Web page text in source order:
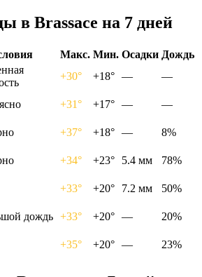
в Brassacе на 7 дней
Макс. Мин. Осадки Дождь
+30° +18° —
—
+31° +17° —
—
+37° +18° —
8%
+34° +23° 5.4 мм
78%
+33° +20° 7.2 мм
50%
дождь +33° +20° —
20%
+35° +20° — 23%